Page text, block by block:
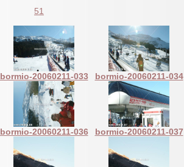
51
bormio-20060211-033 bormio-20060211-034
bormio-20060211-036 bormio-20060211-037